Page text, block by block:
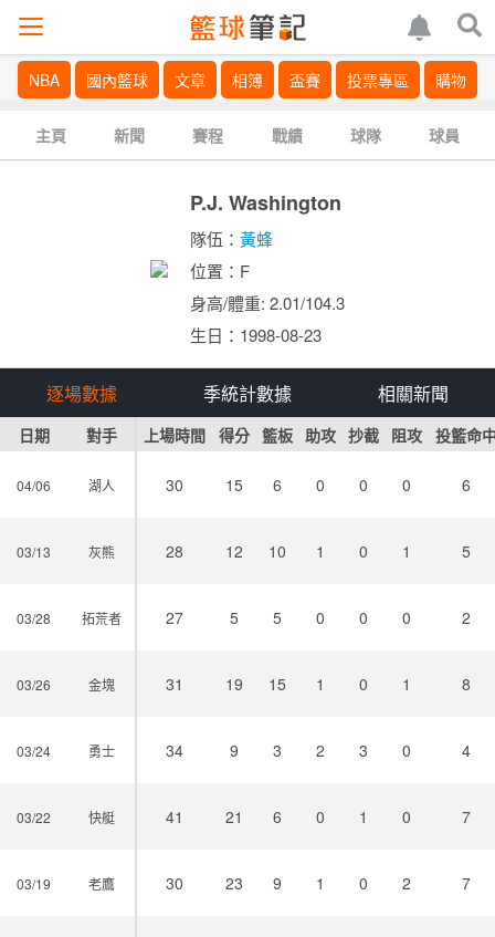
NBA 國內籃球 文章 相簿 盃賽 投票專區 購物
主頁 新聞 賽程 戰績 球隊 球員
P.J. Washington
隊伍：黃蜂
位置：F
身高/體重: 2.01/104.3
生日：1998-08-23
逐場數據 季統計數據 相關新聞
日期 對手
04/06 湖人
03/13 灰熊
03/28 拓荒者
03/26 金塊
03/24 勇士
03/22 快艇
03/19 老鷹
上場時間 得分 籃板 助攻 抄截 阻攻 投籃命
30 15 6 0 0 0 6
28 12 10 1 0 1 5
27 5 5 0 0 0 2
31 19 15 1 0 1 8
34 9 3 2 3 0 4
41 21 6 0 1 0 7
30 23 9 1 0 2 7